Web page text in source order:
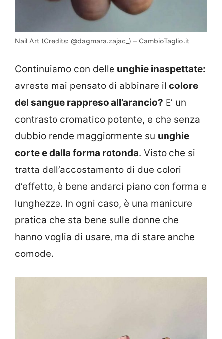
Nail Art (Credits: @dagmara.zajac_) – CambioTaglio.it
Continuiamo con delle unghie inaspettate:
avreste mai pensato di abbinare il colore
del sangue rappreso all’arancio? E’ un
contrasto cromatico potente, e che senza
dubbio rende maggiormente su unghie
corte e dalla forma rotonda. Visto che si
tratta dell’accostamento di due colori
d’effetto, è bene andarci piano con forma e
lunghezze. In ogni caso, è una manicure
pratica che sta bene sulle donne che
hanno voglia di usare, ma di stare anche
comode.